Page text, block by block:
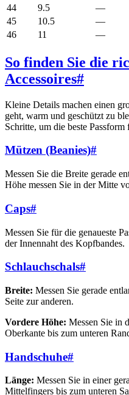
44
9.5 —
45
10.5 —
46
11 —
So finden Sie die
Accessoires#
Kleine Details machen einen
geht, warm und geschützt zu
Schritte, um die beste
Mützen (Beanies)#
Messen Sie die Breite gerade
Höhe messen Sie in der Mitte
Caps#
Messen Sie für die genaueste
der Innennaht des Kopfbandes.
Schlauchschals#
Breite: Messen Sie gerade
Seite zur anderen.
Vordere Höhe: Messen Sie in
Oberkante bis zum unteren
Handschuhe#
Länge: Messen Sie in einer
Mittelfingers bis zum unteren